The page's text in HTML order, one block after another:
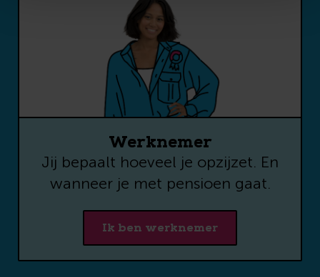
tools per mail te delen.
Je kunt je via iedere
marketingmail
uitschrijven.
CAPTCHA
Voor meer informatie over hoe wij
onzeprivacyverklaring.
Werknemer
Jij bepaalt hoeveel je opzijzet. En
wanneer je met pensioen gaat.
Ik ben werknemer